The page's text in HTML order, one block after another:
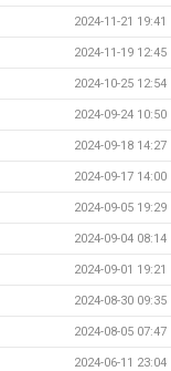
2024-11-21 19:41
2024-11-19 12:45
2024-10-25 12:54
2024-09-24 10:50
2024-09-18 14:27
2024-09-17 14:00
2024-09-05 19:29
2024-09-04 08:14
2024-09-01 19:21
2024-08-30 09:35
2024-08-05 07:47
2024-06-11 23:04